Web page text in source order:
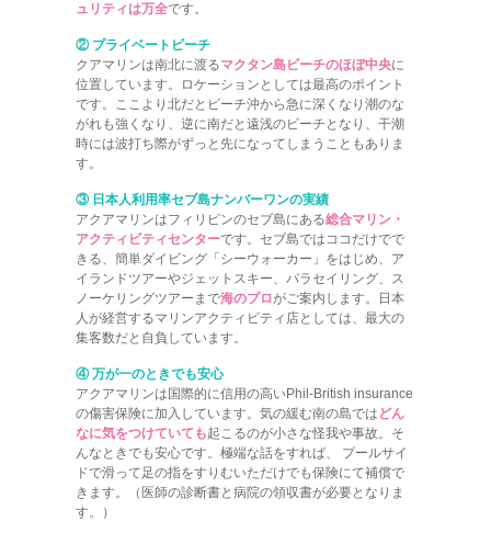
ュリティは万全です。
② プライベートビーチ
クアマリンは南北に渡るマクタン島ビーチのほぼ中央に
位置しています。ロケーションとしては最高のポイント
です。ここより北だとビーチ沖から急に深くなり潮のな
がれも強くなり、逆に南だと遠浅のビーチとなり、干潮
時には波打ち際がずっと先になってしまうこともありま
す。
③ 日本人利用率セブ島ナンバーワンの実績
アクアマリンはフィリピンのセブ島にある総合マリン・
アクティビティセンターです。セブ島ではココだけでで
きる、簡単ダイビング「シーウォーカー」をはじめ、ア
イランドツアーやジェットスキー、パラセイリング、ス
ノーケリングツアーまで海のプロがご案内します。日本
人が経営するマリンアクティビティ店としては、最大の
集客数だと自負しています。
④ 万が一のときでも安心
アクアマリンは国際的に信用の高いPhil-British insurance
の傷害保険に加入しています。気の緩む南の島では どん
なに気をつけていても起こるのが小さな怪我や事故。そ
んなときでも安心です。極端な話をすれば、 プールサイ
ドで滑って足の指をすりむいただけでも保険にて補償で
きます。（医師の診断書と病院の領収書が必要となりま
す。）